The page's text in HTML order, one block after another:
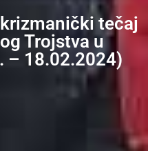
tečaj
Trojstva u
– 18.02.2024)